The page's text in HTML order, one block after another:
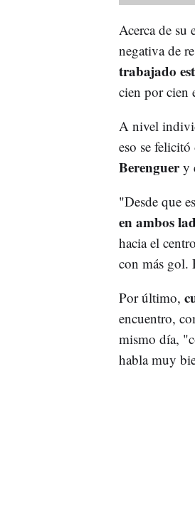
Acerca de su
negativa de
trabajado
cien por cien
A nivel
eso se
Berenguery
"Desde que
en ambos
hacia el
con más gol.
Por último,
encuentro,
mismo día,
habla muy